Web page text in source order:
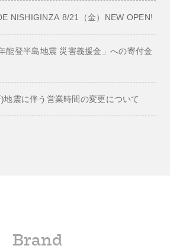
NISHIGINZA 8/21（金）NEW OPEN!
能登半島地震 災害義援金」への寄付金
地震に伴う営業時間の変更について
Brand